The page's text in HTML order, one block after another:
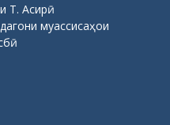
Т. Асирӣ
муассисаҳои